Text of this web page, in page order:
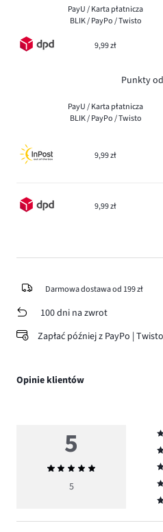
PayU / Karta płatnicza
BLIK / PayPo / Twisto
9,99 zł
Punkty
PayU / Karta płatnicza
BLIK / PayPo / Twisto
9,99 zł
9,99 zł
Darmowa dostawa od 199 zł
100 dni na zwrot
Zapłać później z PayPo | Twisto
Opinie klientów
5
Średnia
ocena
5
5,
5.
4,
3,
2,
1,